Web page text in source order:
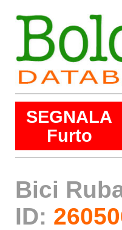
SEGNALA
Furto
Bici
ID: